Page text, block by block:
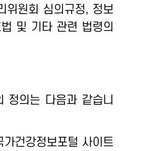
위원회 심의규정, 정보
및 기타 관련 법령의
정의는 다음과 같습니
건강정보포털 사이트